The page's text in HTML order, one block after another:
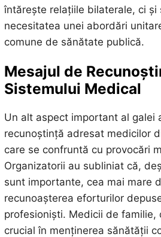
întărește relațiile bilaterale, ci și
necesitatea unei abordări
comune de sănătate publică.
Mesajul de
Sistemului Medical
Un alt aspect important al galei
recunoștință adresat medicilor
care se confruntă cu provocări
Organizatorii au subliniat că,
sunt importante, cea mai mare
recunoașterea eforturilor
profesioniști. Medicii de familie,
crucial în menținerea sănătății